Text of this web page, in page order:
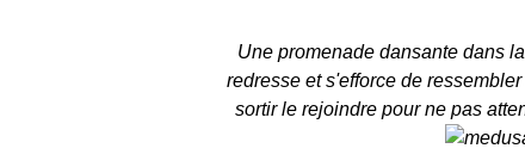
Une promenade dansante dans
redresse et s'efforce de
sortir le rejoindre pour ne pas